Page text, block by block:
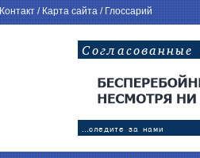
Контакт/Карта сайта/Глоссарий